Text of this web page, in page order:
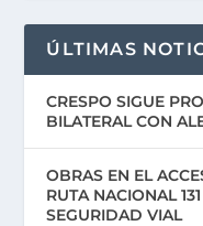
ÚLTIMAS
CRESPO SIGUE
BILATERAL CON
OBRAS EN EL
RUTA NACIONAL
SEGURIDAD VIAL